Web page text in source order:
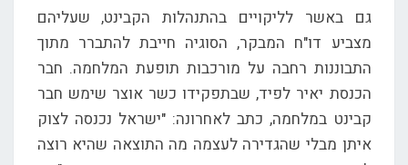
גם באשר לליקויים בהתנהלות הקבינט, שעליהם
מצביע דו"ח המבקר, הסוגיה חייבת להתברר מתוך
התבוננות רחבה על מורכבות תופעת המלחמה. חבר
הכנסת יאיר לפיד, שבתפקידו כשר אוצר שימש חבר
קבינט במלחמה, כתב לאחרונה: "ישראל נכנסה לצוק
איתן מבלי שהגדירה לעצמה מה התוצאה שהיא רוצה